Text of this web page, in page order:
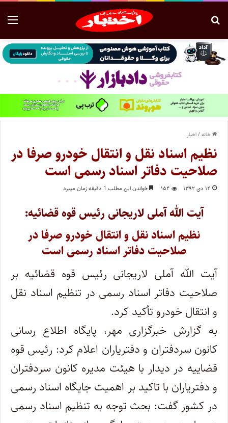
خانه/اخبار
نظیم اسناد نقل و انتقال خودرو صرفا در
صلاحیت دفاتر اسناد رسمی است
۱۴ دی ۱۳۹۲ ۱۵۴ خواندن این مطلب 1 دقیقه زمان میبرد
آیت الله آملی لاریجانی رئیس قوه قضائیه:
نظیم اسناد نقل و انتقال خودرو صرفا در
صلاحیت دفاتر اسناد رسمی است
آیت الله آملی لاریجانی رئیس قوه قضائیه بر
صلاحیت دفاتر اسناد رسمی در تنظیم اسناد نقل
و انتقال خودرو تأکید کرد.
به گزارش خبرگزاری مهر، پایگاه اطلاع رسانی
کانون سردفتران و دفتریاران اعلام کرد: رئیس قوه
قضاییه در دیدار با هیئت مدیره کانون سردفتران
و دفتریاران با تاکید بر اهمیت جایگاه اسناد رسمی
در کشور گفت: بحث توجه به تنظیم اسناد رسمی